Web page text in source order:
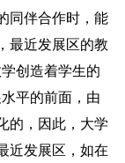
同伴合作时，能
最近发展区的教
创造着学生的
平的前面，由
的，因此，大学
近发展区，如在